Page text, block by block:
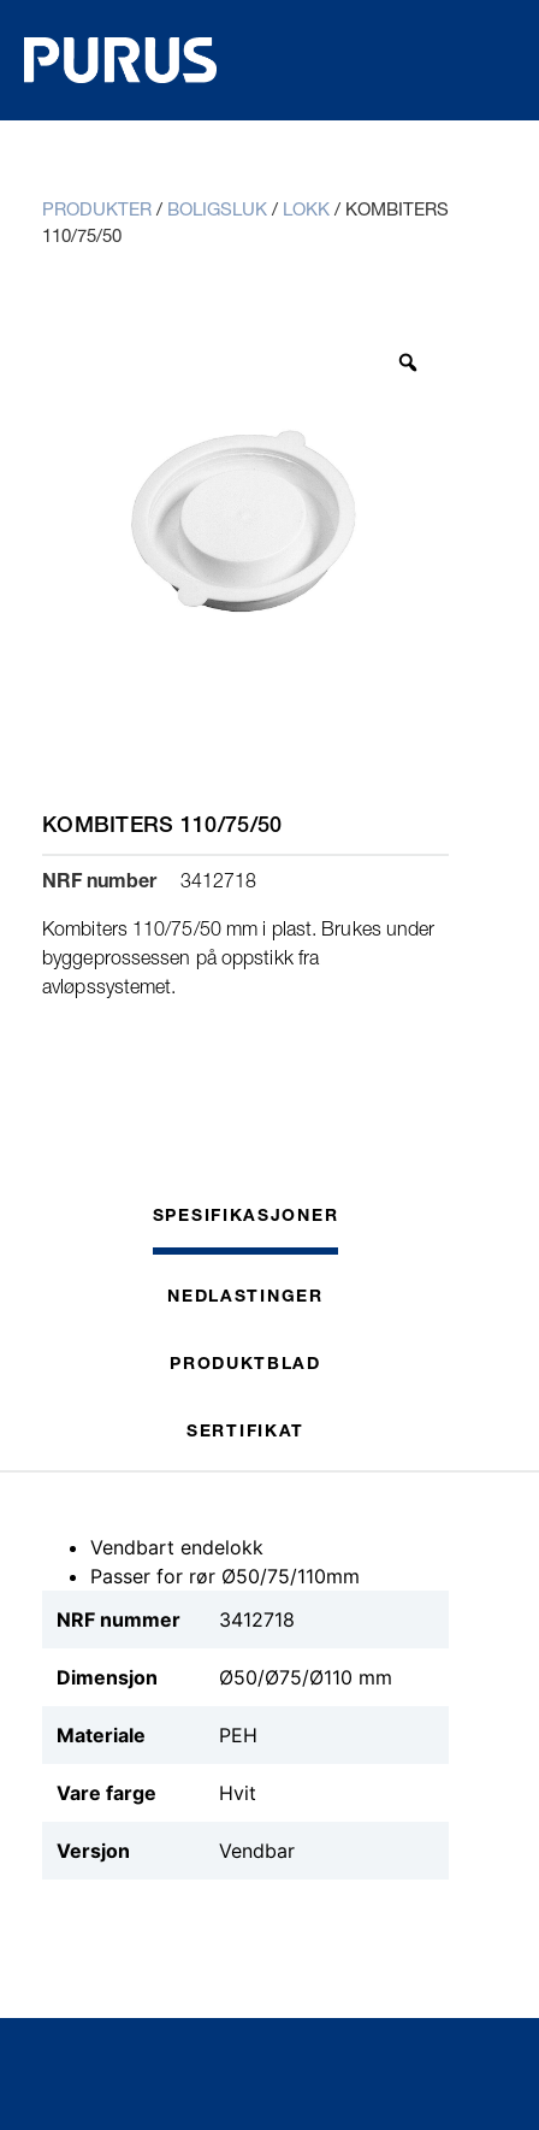
PRODUKTER / BOLIGSLUK / LOKK / KOMBITERS
110/75/50
KOMBITERS 110/75/50
NRF number 3412718
Kombiters 110/75/50 mm i plast. Brukes under
byggeprossessen på oppstikk fra
avløpssystemet.
SPESIFIKASJONER
NEDLASTINGER
PRODUKTBLAD
SERTIFIKAT
Vendbart endelokk
Passer for rør Ø50/75/110mm
NRF nummer
3412718
Dimensjon Ø50/Ø75/Ø110 mm
Materiale PEH
Vare farge Hvit
Versjon Vendbar